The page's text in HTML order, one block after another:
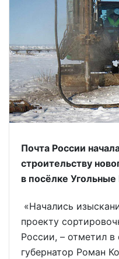
Почта России
строительству
в посёлке Угольные
«Начались
проекту
России, – отметил
губернатор Роман